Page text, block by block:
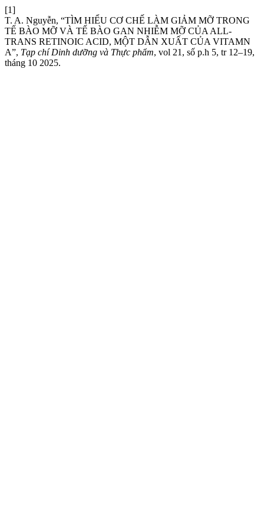
[1]
T. A. Nguyễn, “TÌM HIỂU CƠ CHẾ LÀM GIẢM MỠ TRONG
TẾ BÀO MỠ VÀ TẾ BÀO GAN NHIỄM MỠ CỦA ALL-
TRANS RETINOIC ACID, MỘT DẪN XUẤT CỦA VITAMN
A”, Tạp chí Dinh dưỡng và Thực phẩm, vol 21, số p.h 5, tr 12–19,
tháng 10 2025.